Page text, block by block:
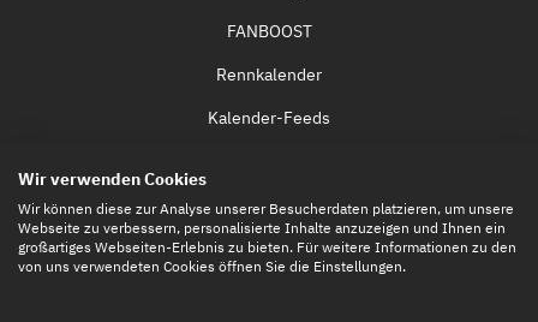
FANBOOST
Rennkalender
Kalender-Feeds
Eintrittskarten
Wir verwenden Cookies
Wir können diese zur Analyse unserer Besucherdaten platzieren, um unsere
Webseite zu verbessern, personalisierte Inhalte anzuzeigen und Ihnen ein
großartiges Webseiten-Erlebnis zu bieten. Für weitere Informationen zu den
von uns verwendeten Cookies öffnen Sie die Einstellungen.